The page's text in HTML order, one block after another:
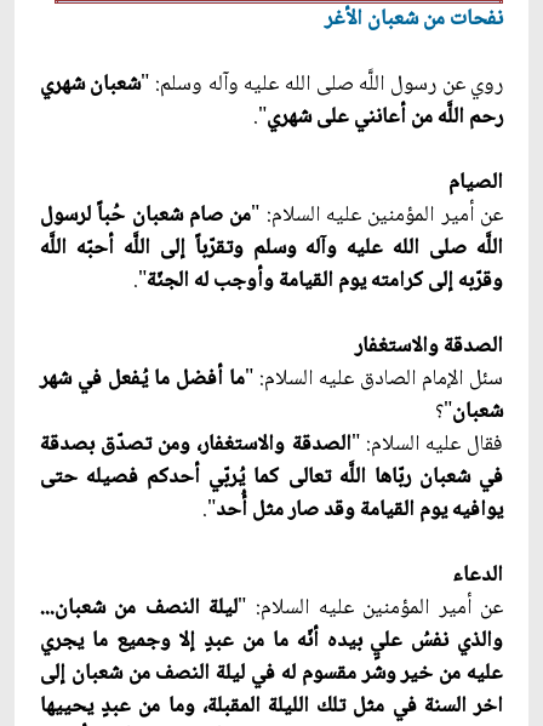
نفحات من شعبان الأغر
روي عن رسول اللَّه صلى الله عليه وآله وسلم: "شعبان شهري
رحم اللَّه من أعانني على شهري".
الصيام
عن أمير المؤمنين عليه السلام: "من صام شعبان حُباً لرسول
اللَّه صلى الله عليه وآله وسلم وتقرّباً إلى اللَّه أحبّه اللَّه
وقرّبه إلى كرامته يوم القيامة وأوجب له الجنّة".
الصدقة والاستغفار
سئل الإمام الصادق عليه السلام: "ما أفضل ما يُفعل في شهر
شعبان"؟
فقال عليه السلام: "الصدقة والاستغفار، ومن تصدّق بصدقة
في شعبان ربّاها اللَّه تعالى كما يُربّي أحدكم فصيله حتى
يوافيه يوم القيامة وقد صار مثل أُحد".
الدعاء
عن أمير المؤمنين عليه السلام: "ليلة النصف من شعبان...
والذي نفسُ عليٍ بيده أنّه ما من عبدٍ إلا وجميع ما يجري
عليه من خير وشر مقسوم له في ليلة النصف من شعبان إلى
اخر السنة في مثل تلك الليلة المقبلة، وما من عبدٍ يحييها